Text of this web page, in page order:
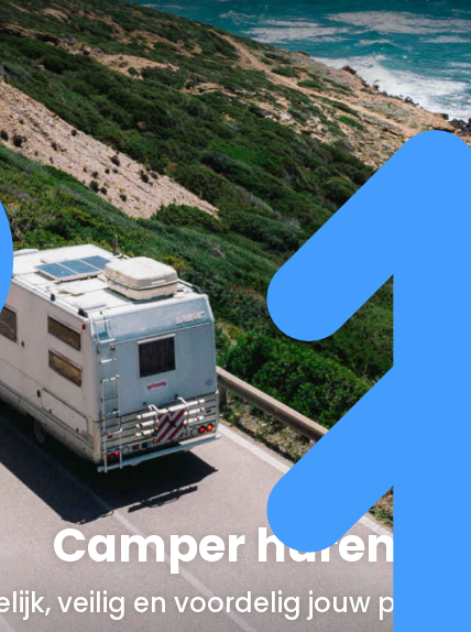
Camper huren
veilig en voordelig jouw